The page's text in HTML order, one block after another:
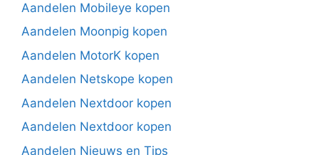
Aandelen Mobileye kopen
Aandelen Moonpig kopen
Aandelen MotorK kopen
Aandelen Netskope kopen
Aandelen Nextdoor kopen
Aandelen Nextdoor kopen
Aandelen Nieuws en Tips